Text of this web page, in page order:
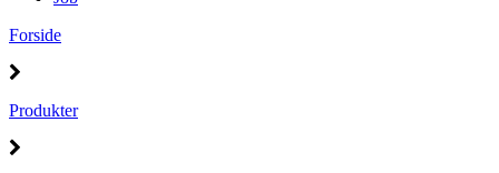
Forside
Produkter